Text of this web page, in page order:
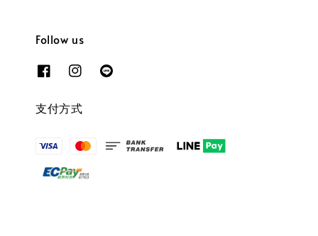
Follow us
支付方式